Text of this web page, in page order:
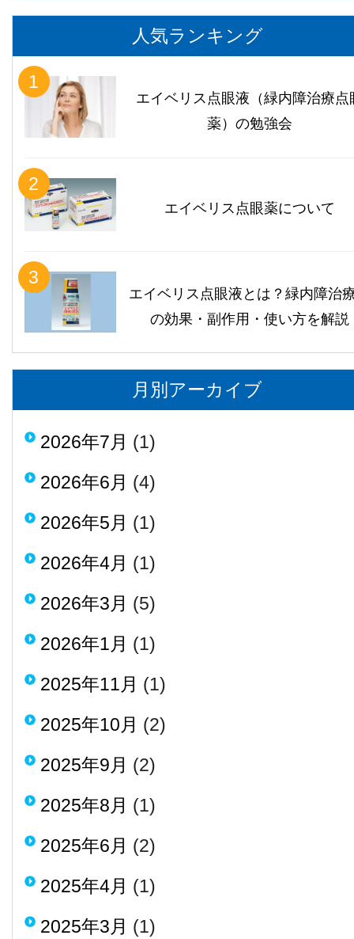
人気ランキング
1
エイベリス点眼液（緑内障治療点
薬）の勉強会
2
エイベリス点眼薬について
3
エイベリス点眼液とは？緑内障治
の効果・副作用・使い方を解説
月別アーカイブ
2026年7月 (1)
2026年6月 (4)
2026年5月 (1)
2026年4月 (1)
2026年3月 (5)
2026年1月 (1)
2025年11月 (1)
2025年10月 (2)
2025年9月 (2)
2025年8月 (1)
2025年6月 (2)
2025年4月 (1)
2025年3月 (1)